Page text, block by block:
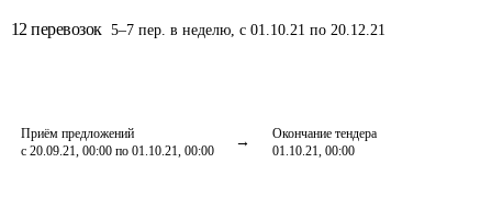
12 перевозок 5–7 пер. в неделю, с 01.10.21 по 20.12.21
Приём предложений
с 20.09.21, 00:00 по 01.10.21, 00:00
Окончание тендера
01.10.21, 00:00